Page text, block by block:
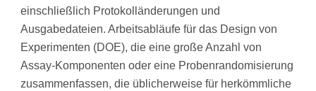
einschließlich Protokolländerungen und
Ausgabedateien. Arbeitsabläufe für das Design von
Experimenten (DOE), die eine große Anzahl von
Assay-Komponenten oder eine Probenrandomisierung
zusammenfassen, die üblicherweise für herkömmliche